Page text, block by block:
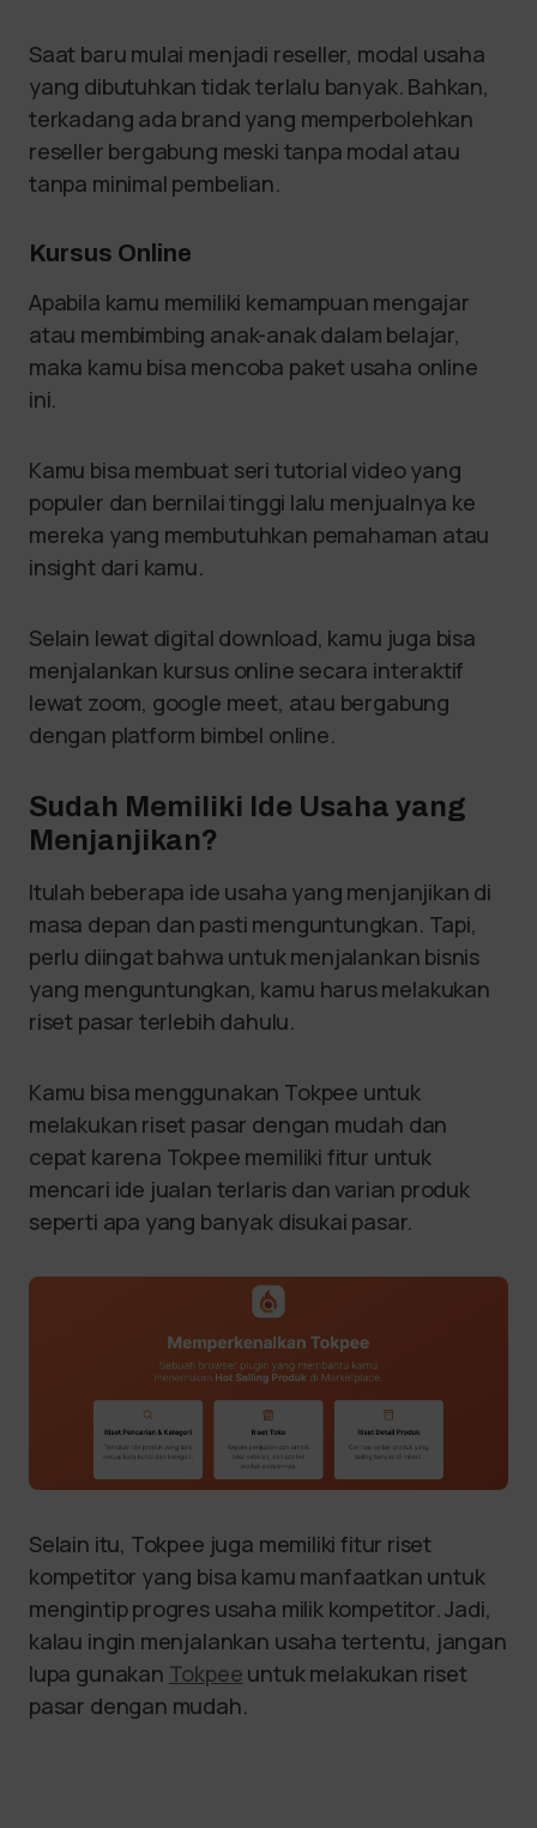
Saat baru mulai menjadi reseller, modal usaha
yang dibutuhkan tidak terlalu banyak. Bahkan,
terkadang ada brand yang memperbolehkan
reseller bergabung meski tanpa modal atau
tanpa minimal pembelian.
Kursus Online
Apabila kamu memiliki kemampuan mengajar
atau membimbing anak-anak dalam belajar,
maka kamu bisa mencoba paket usaha online
ini.
Kamu bisa membuat seri tutorial video yang
populer dan bernilai tinggi lalu menjualnya ke
mereka yang membutuhkan pemahaman atau
insight dari kamu.
Selain lewat digital download, kamu juga bisa
menjalankan kursus online secara interaktif
lewat zoom, google meet, atau bergabung
dengan platform bimbel online.
Sudah Memiliki Ide Usaha yang
Menjanjikan?
Itulah beberapa ide usaha yang menjanjikan di
masa depan dan pasti menguntungkan. Tapi,
perlu diingat bahwa untuk menjalankan bisnis
yang menguntungkan, kamu harus melakukan
riset pasar terlebih dahulu.
Kamu bisa menggunakan Tokpee untuk
melakukan riset pasar dengan mudah dan
cepat karena Tokpee memiliki fitur untuk
mencari ide jualan terlaris dan varian produk
seperti apa yang banyak disukai pasar.
Selain itu, Tokpee juga memiliki fitur riset
kompetitor yang bisa kamu manfaatkan untuk
mengintip progres usaha milik kompetitor. Jadi,
kalau ingin menjalankan usaha tertentu, jangan
lupa gunakan Tokpee untuk melakukan riset
pasar dengan mudah.